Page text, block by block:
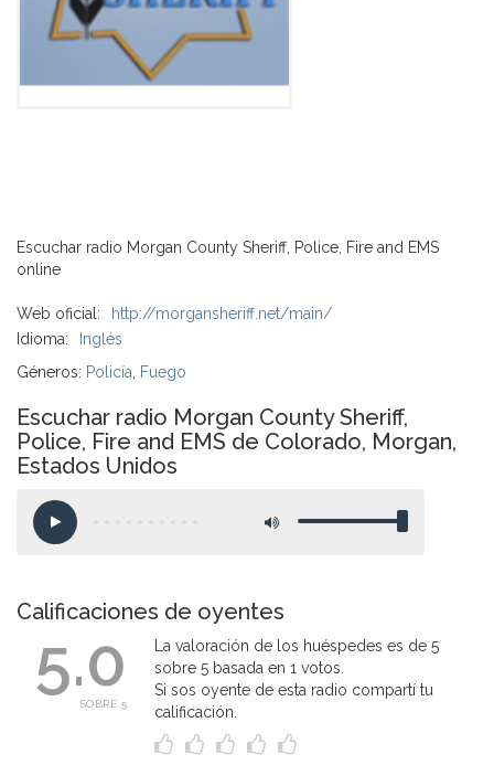
Escuchar radio Morgan County Sheriff, Police, Fire and EMS
online
Web oficial:
http://morgansheriff.net/main/
Idioma:
Inglés
Géneros: Policía Fuego
Escuchar radio Morgan County Sheriff,
Police, Fire and EMS de Colorado, Morgan,
Estados Unidos
Calificaciones de oyentes
5.0
SOBRE 5
La valoración de los huéspedes es de 5
sobre 5 basada en 1 votos.
Si sos oyente de esta radio compartí tu
calificación.